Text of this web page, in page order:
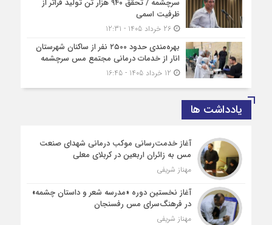
سرچشمه / تحقق ۹۴۰ هزار تن تولید فراتر از
ظرفیت اسمی
26 خرداد 1405 - 12:31
بهره‌مندی حدود ۲۵۰۰‌ نفر از ساکنان شهرستان
انار از خدمات درمانی مجتمع مس سرچشمه
یادداشت ها
آغاز خدمت‌رسانی موکب درمانی شهدای صنعت
مس به زائران اربعین در کربلای معلی
مهناز شریفی
آغاز نخستین دوره «مدرسه شعر و داستان چشمه»
در فرهنگ‌سرای مس رفسنجان
مهناز شریفی